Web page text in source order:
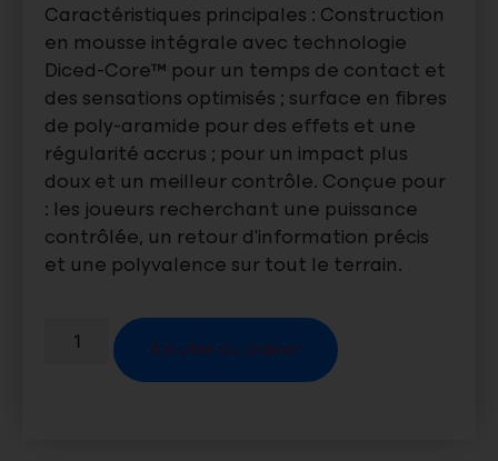
Caractéristiques principales : Construction
en mousse intégrale avec technologie
Diced-Core™ pour un temps de contact et
des sensations optimisés ; surface en fibres
de poly-aramide pour des effets et une
régularité accrus ; pour un impact plus
doux et un meilleur contrôle. Conçue pour
: les joueurs recherchant une puissance
contrôlée, un retour d’information précis
et une polyvalence sur tout le terrain.
Ajouter au panier